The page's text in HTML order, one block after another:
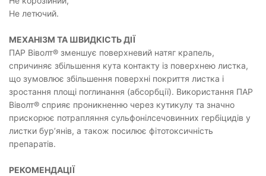
Не летючий.
МЕХАНІЗМ ТА ШВИДКІСТЬ ДІЇ
ПАР Віволт® зменшує поверхневий натяг крапель,
спричиняє збільшення кута контакту із поверхнею листка,
що зумовлює збільшення поверхні покриття листка і
зростання площі поглинання (абсорбції). Використання ПАР
Віволт® сприяє проникненню через кутикулу та значно
прискорює потрапляння сульфонілсечовинних гербіцидів у
листки бур’янів, а також посилює фітотоксичність
препаратів.
РЕКОМЕНДАЦІЇ